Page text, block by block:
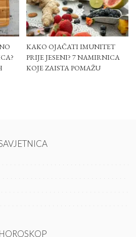
KAKO OJAČATI IMUNITET
PRIJE JESENI? 7 NAMIRNICA
KOJE ZAISTA POMAŽU
HOROSKOP